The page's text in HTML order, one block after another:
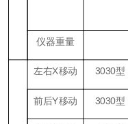
仪器重量
左右X移动 3030型
前后Y移动 3030型